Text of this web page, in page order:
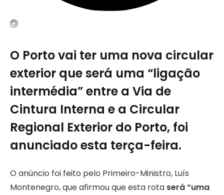
O Porto vai ter uma nova circular
exterior que será uma “ligação
intermédia” entre a Via de
Cintura Interna e a Circular
Regional Exterior do Porto, foi
anunciado esta terça-feira.
O anúncio foi feito pelo Primeiro-Ministro, Luís
Montenegro, que afirmou que esta rota será “uma